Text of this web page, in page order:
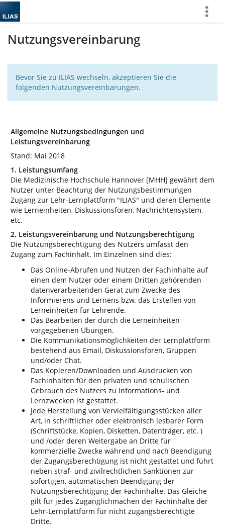
Nutzungsvereinbarung
Bevor Sie zu ILIAS wechseln, akzeptieren Sie die
folgenden Nutzungsvereinbarungen.
Allgemeine Nutzungsbedingungen und
Leistungsvereinbarung
Stand: Mai 2018
1. Leistungsumfang
Die Medizinische Hochschule Hannover [MHH] gewährt dem
Nutzer unter Beachtung der Nutzungsbestimmungen
Zugang zur Lehr-Lernplattform "ILIAS" und deren Elemente
wie Lerneinheiten, Diskussionsforen, Nachrichtensystem,
etc.
2. Leistungsvereinbarung und Nutzungsberechtigung
Die Nutzungsberechtigung des Nutzers umfasst den
Zugang zum Fachinhalt. Im Einzelnen sind dies:
Das Online-Abrufen und Nutzen der Fachinhalte auf
einen dem Nutzer oder einem Dritten gehörenden
datenverarbeitenden Gerät zum Zwecke des
Informierens und Lernens bzw. das Erstellen von
Lerneinheiten für Lehrende.
Das Bearbeiten der durch die Lerneinheiten
vorgegebenen Übungen.
Die Kommunikationsmöglichkeiten der Lernplattform
bestehend aus Email, Diskussionsforen, Gruppen
und/oder Chat.
Das Kopieren/Downloaden und Ausdrucken von
Fachinhalten für den privaten und schulischen
Gebrauch des Nutzers zu Informations- und
Lernzwecken ist gestattet.
Jede Herstellung von Vervielfältigungsstücken aller
Art, in schriftlicher oder elektronisch lesbarer Form
(Schriftstücke, Kopien, Disketten, Datenträger, etc. )
und /oder deren Weitergabe an Dritte für
kommerzielle Zwecke während und nach Beendigung
der Zugangsberechtigung ist nicht gestattet und führt
neben straf- und zivilrechtlichen Sanktionen zur
sofortigen, automatischen Beendigung der
Nutzungsberechtigung der Fachinhalte. Das Gleiche
gilt für jedes Zugänglichmachen der Fachinhalte der
Lehr-Lernplattform für nicht zugangsberechtigte
Dritte.